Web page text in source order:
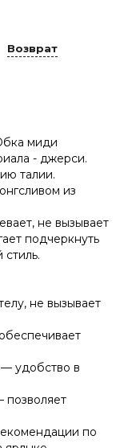
Возврат
миди
- джерси.
талии.
из
не вызывает
подчеркнуть
не вызывает
удобство в
позволяет
по